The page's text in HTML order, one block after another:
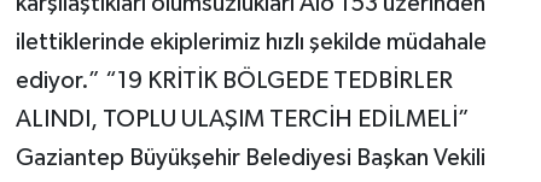
ilettiklerinde ekiplerimiz hızlı şekilde müdahale
ediyor.” “19 KRİTİK BÖLGEDE TEDBİRLER
ALINDI, TOPLU ULAŞIM TERCİH EDİLMELİ”
Gaziantep Büyükşehir Belediyesi Başkan Vekili